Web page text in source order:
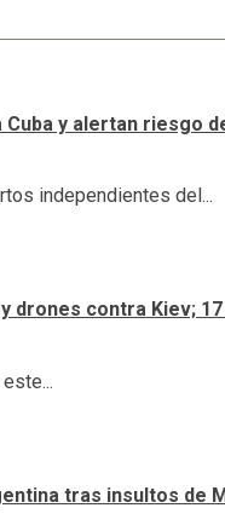
y alertan riesgo
independientes del...
drones contra Kiev;
tras insultos de